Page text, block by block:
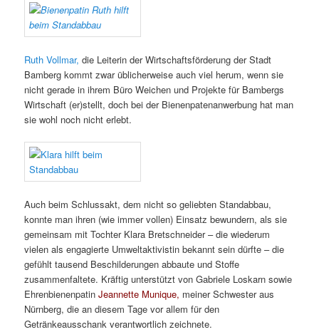
Ruth Vollmar, die Leiterin der Wirtschaftsförderung der Stadt
Bamberg kommt zwar üblicherweise auch viel herum, wenn sie
nicht gerade in ihrem Büro Weichen und Projekte für Bambergs
Wirtschaft (er)stellt, doch bei der Bienenpatenanwerbung hat man
sie wohl noch nicht erlebt.
Auch beim Schlussakt, dem nicht so geliebten Standabbau,
konnte man ihren (wie immer vollen) Einsatz bewundern, als sie
gemeinsam mit Tochter Klara Bretschneider – die wiederum
vielen als engagierte Umweltaktivistin bekannt sein dürfte – die
gefühlt tausend Beschilderungen abbaute und Stoffe
zusammenfaltete. Kräftig unterstützt von Gabriele Loskarn sowie
EhrenbienenpatinJeannette Munique, meiner Schwester aus
Nürnberg, die an diesem Tage vor allem für den
Getränkeausschank verantwortlich zeichnete.